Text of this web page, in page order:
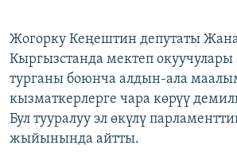
Жогорку Кеңештин депутаты
Кыргызстанда мектеп
турганы боюнча алдын-ала
кызматкерлерге чара көрүү
Бул тууралуу эл өкүлү
жыйынында айтты.